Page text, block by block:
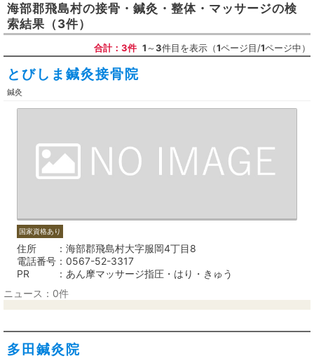
海部郡飛島村の接骨・鍼灸・整体・マッサージの検
索結果 （3件）
合計：3件 1～3件目を表示（1ページ目/1ページ中）
とびしま鍼灸接骨院
鍼灸
国家資格あり
住所
海部郡飛島村大字服岡4丁目8
電話番号
0567-52-3317
PR
あん摩マッサージ指圧・はり・きゅう
ニュース：0件
多田鍼灸院